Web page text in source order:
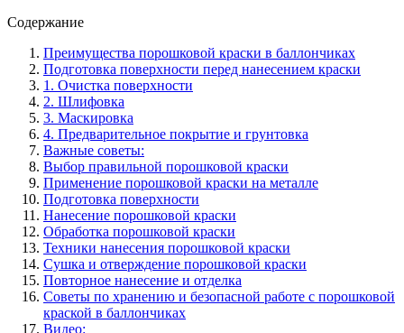
Содержание
Преимущества порошковой краски в баллончиках
Подготовка поверхности перед нанесением краски
1. Очистка поверхности
2. Шлифовка
3. Маскировка
4. Предварительное покрытие и грунтовка
Важные советы:
Выбор правильной порошковой краски
Применение порошковой краски на металле
Подготовка поверхности
Нанесение порошковой краски
Обработка порошковой краски
Техники нанесения порошковой краски
Сушка и отверждение порошковой краски
Повторное нанесение и отделка
Советы по хранению и безопасной работе с порошковой
краской в баллончиках
Видео: